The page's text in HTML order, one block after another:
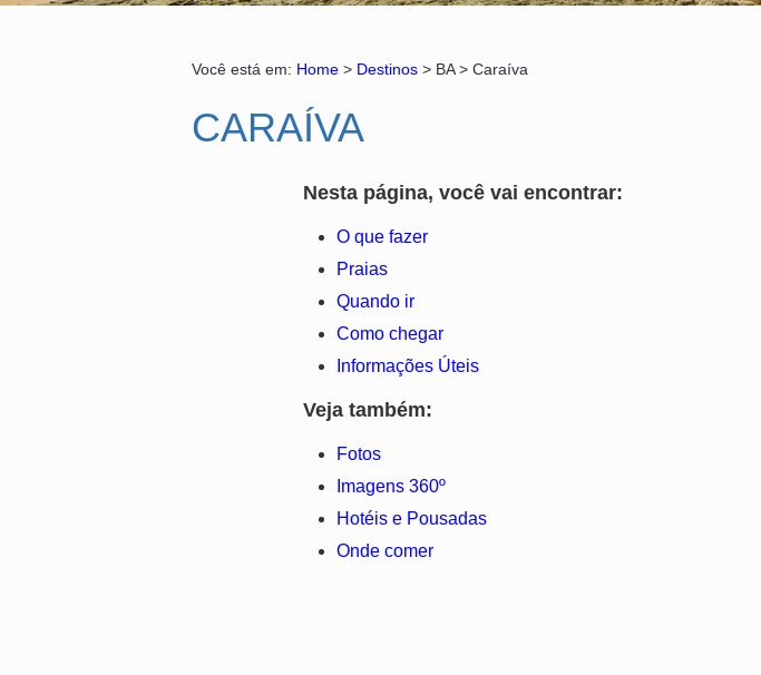
Você está em: Home > Destinos > BA > Caraíva
CARAÍVA
Nesta página, você vai encontrar:
O que fazer
Praias
Quando ir
Como chegar
Informações Úteis
Veja também:
Fotos
Imagens 360º
Hotéis e Pousadas
Onde comer